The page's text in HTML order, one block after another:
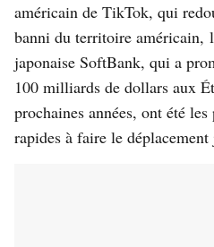
américain de TikTok, qui
banni du territoire américain,
japonaise SoftBank, qui a
100 milliards de dollars aux
prochaines années, ont été
rapides à faire le déplacement